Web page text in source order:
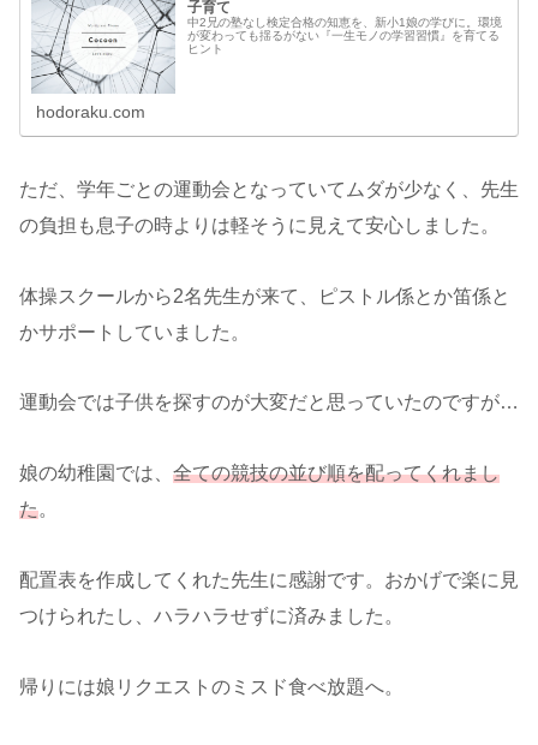
子育て
中2兄の塾なし検定合格の知恵を、新小1娘の学びに。環境
が変わっても揺るがない『一生モノの学習習慣』を育てる
ヒント
hodoraku.com
ただ、学年ごとの運動会となっていてムダが少なく、先生
の負担も息子の時よりは軽そうに見えて安心しました。
体操スクールから2名先生が来て、ピストル係とか笛係と
かサポートしていました。
運動会では子供を探すのが大変だと思っていたのですが…
娘の幼稚園では、 全ての競技の並び順を配ってくれまし
た。
配置表を作成してくれた先生に感謝です。おかげで楽に見
つけられたし、ハラハラせずに済みました。
帰りには娘リクエストのミスド食べ放題へ。